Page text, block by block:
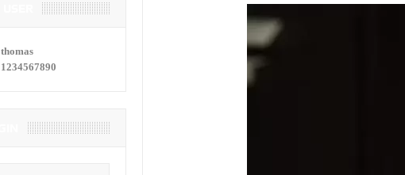
النواب يقر مشروع تعديل قانون الملكية العقارية على شراكة فاعلة مع الإعلام
دعوة المكلفين بخدمة العلم (الدفعة الثالثة) إلى مراجعة منصة خدمة العلم
القاضي محمود أحمد فريحات.. مبارك ومزيدا من التوفيق
thomas
1234567890